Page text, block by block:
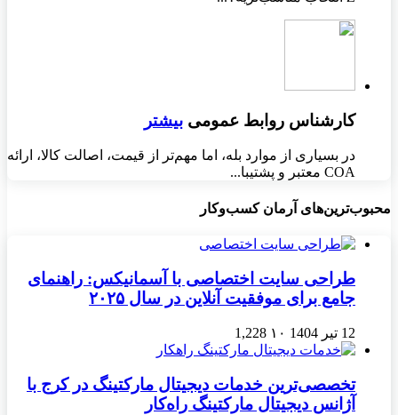
کارشناس روابط عمومی بیشتر
در بسیاری از موارد بله، اما مهم‌تر از قیمت، اصالت کالا، ارائه
COA معتبر و پشتیبا...
محبوب‌ترین‌های آرمان کسب‌وکار
طراحی سایت اختصاصی با آسمانیکس: راهنمای
جامع برای موفقیت آنلاین در سال ۲۰۲۵
12 تیر 1404 ۱۰ 1,228
تخصصی‌ترین خدمات دیجیتال مارکتینگ در کرج با
آژانس دیجیتال مارکتینگ راه‌کار